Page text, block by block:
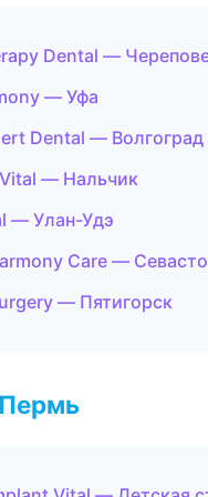
Dental —
— Уфа
Dental — Волгоград
— Нальчик
— Улан-Удэ
Care —
— Пятигорск